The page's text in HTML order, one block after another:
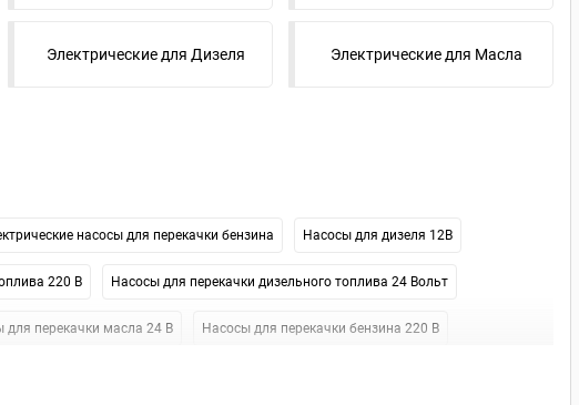
Электрические для Дизеля Электрические для Масла
насосы для перекачки бензина Насосы для дизеля 12В
220 В Насосы для перекачки дизельного топлива 24 Вольт
для перекачки масла 24 В Насосы для перекачки бензина 220 В